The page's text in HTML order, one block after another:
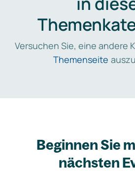
Versuchen Sie, eine andere
Themenseite
Beginnen Sie
nächsten